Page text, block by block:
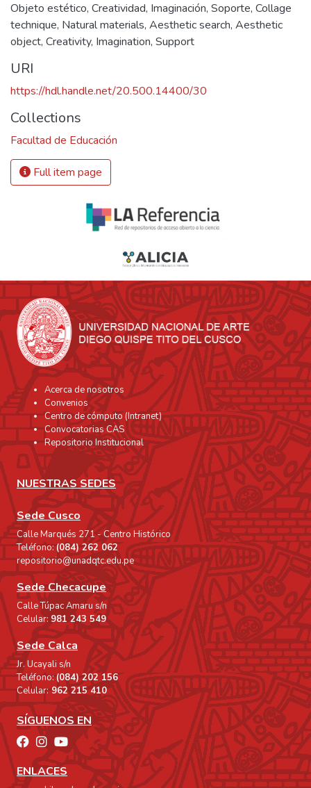
Objeto estético, Creatividad, Imaginación, Soporte, Collage
technique, Natural materials, Aesthetic search, Aesthetic
object, Creativity, Imagination, Support
URI
https://hdl.handle.net/20.500.14400/30
Collections
Facultad de Educación
Full item page
Acerca de nosotros
Convenios
Centro de cómputo (Intranet)
Convocatorias CAS
Repositorio Institucional
NUESTRAS SEDES
Sede Cusco
Calle Marqués 271 - Centro Histórico
Teléfono:(084) 262 062
repositorio@unadqtc.edu.pe
Sede Checacupe
Calle Túpac Amaru s/n
Celular: 981 243 549
Sede Calca
Jr. Ucayali s/n
Teléfono:(084) 202 156
Celular:962 215 410
SÍGUENOS EN
ENLACES